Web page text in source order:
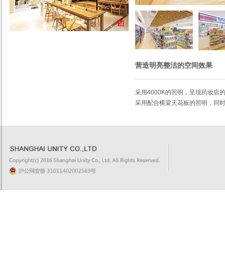
营造明亮整洁的空间效果
采用4000K的照明，呈现药妆店
采用配合横梁天花板的照明，同